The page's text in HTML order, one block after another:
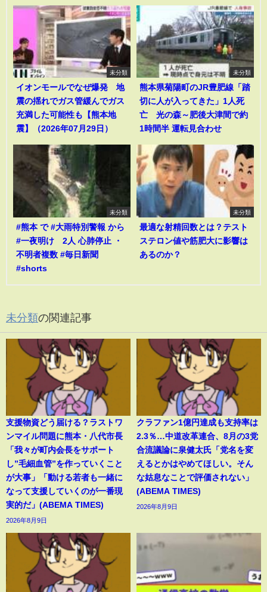
未分類
イオンモールでなぜ爆発 地
震の揺れでガス管緩んでガス
充満した可能性も【熊本地
震】（2026年07月29日）
未分類
熊本県菊陽町のJR豊肥線「踏
切に人が入ってきた」1人死
亡 光の森～肥後大津間で約
1時間半 運転見合わせ
未分類
#熊本 で #大雨特別警報 から
#一夜明け 2人 心肺停止 ・
不明者複数 #毎日新聞
#shorts
未分類
最適な射精回数とは？テスト
ステロン値や筋肥大に影響は
あるのか？
未分類の関連記事
支援物資どう届ける？ラストワ
ンマイル問題に熊本・八代市長
「我々が町内会長をサポート
し”毛細血管”を作っていくこと
が大事」「動ける若者も一緒に
なって支援していくのが一番現
実的だ」(ABEMA TIMES)
2026年8月9日
クラファン1億円達成も支持率は
2.3％…中道改革連合、8月の3党
合流議論に泉健太氏「党名を変
えるとかはやめてほしい。そん
な姑息なことで評価されない」
(ABEMA TIMES)
2026年8月9日